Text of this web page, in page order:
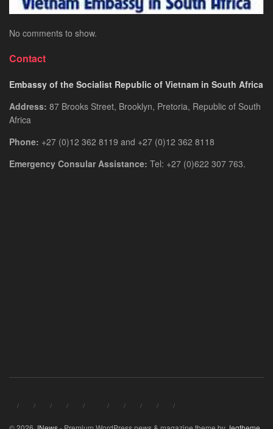
No comments to show.
Contact
Embassy of the Socialist Republic of Vietnam in South Africa
Address: 87 Brooks Street, Brooklyn, Pretoria, Republic of South
Africa
Phone: +27 (0)12 362 8119 and +27 (0)12 362 8118
Emergency Consular Assistance: Tel: +27 (0)622 307 763.